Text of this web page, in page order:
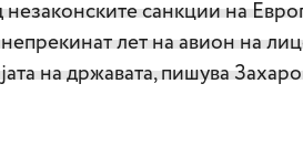
санкции на
лет на авион на
на државата, пишува